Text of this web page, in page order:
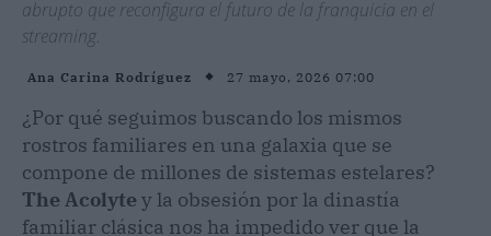
abrupto que reconfigura el futuro de la franquicia en el
streaming.
Ana Carina Rodríguez 27 mayo, 2026 07:00
¿Por qué seguimos buscando los mismos
rostros familiares en una galaxia que se
compone de millones de sistemas estelares?
The Acolytey la obsesión por la dinastía
familiar clásica nos ha impedido ver que la